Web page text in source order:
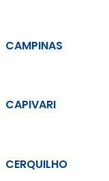
CAMPINAS
CAPIVARI
CERQUILHO